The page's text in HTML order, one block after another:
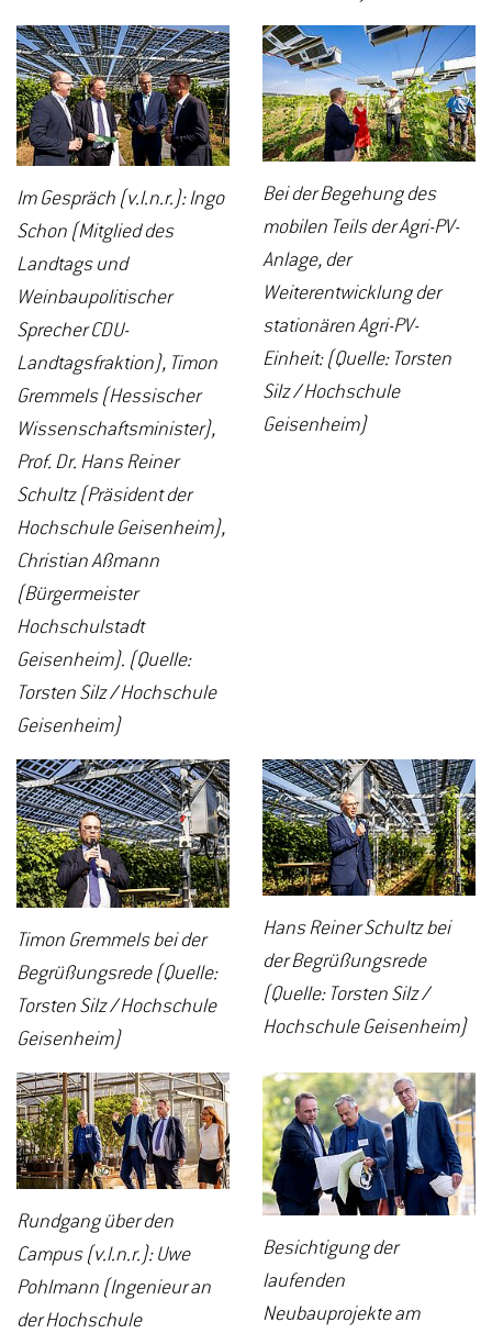
Im Gespräch (v.l.n.r.): Ingo
Schon (Mitglied des
Landtags und
Weinbaupolitischer
Sprecher CDU-
Landtagsfraktion), Timon
Gremmels (Hessischer
Wissenschaftsminister),
Prof. Dr. Hans Reiner
Schultz (Präsident der
Hochschule Geisenheim),
Christian Aßmann
(Bürgermeister
Hochschulstadt
Geisenheim). (Quelle:
Torsten Silz / Hochschule
Geisenheim)
Bei der Begehung des
mobilen Teils der Agri-PV-
Anlage, der
Weiterentwicklung der
stationären Agri-PV-
Einheit: (Quelle: Torsten
Silz / Hochschule
Geisenheim)
Timon Gremmels bei der
Begrüßungsrede (Quelle:
Torsten Silz / Hochschule
Geisenheim)
Hans Reiner Schultz bei
der Begrüßungsrede
(Quelle: Torsten Silz /
Hochschule Geisenheim)
Rundgang über den
Campus (v.l.n.r.): Uwe
Pohlmann (Ingenieur an
der Hochschule
Besichtigung der
laufenden
Neubauprojekte am